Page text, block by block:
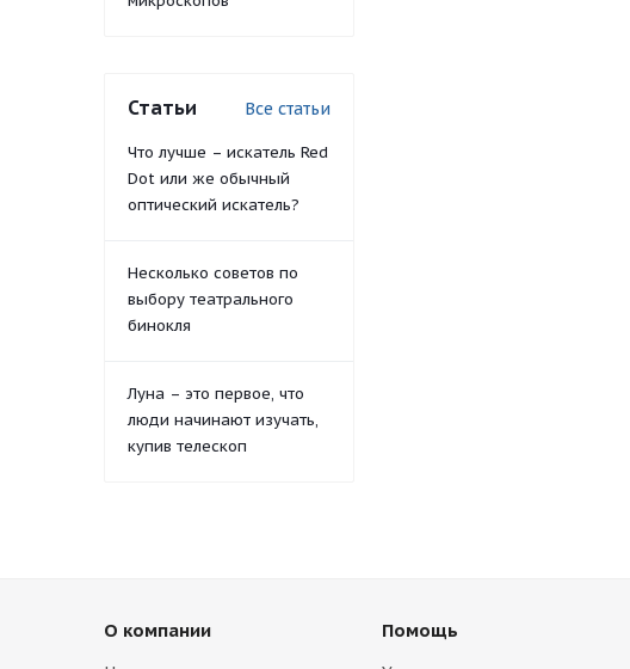
Статьи Все статьи
Что лучше – искатель Red
Dot или же обычный
оптический искатель?
Несколько советов по
выбору театрального
бинокля
Луна – это первое, что
люди начинают изучать,
купив телескоп
О компании Помощь